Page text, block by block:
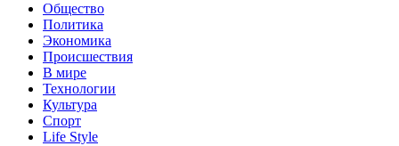
Общество
Политика
Экономика
Происшествия
В мире
Технологии
Культура
Спорт
Life Style